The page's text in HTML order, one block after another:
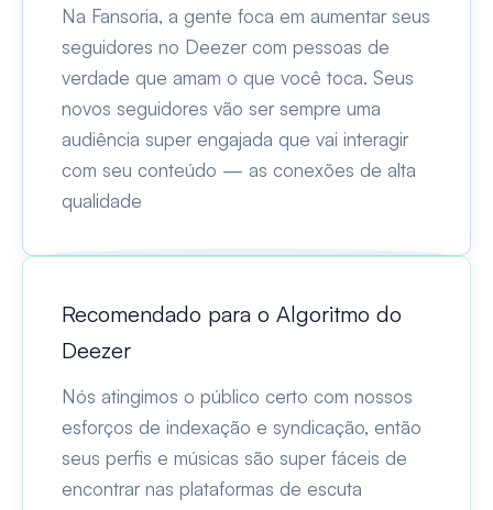
Na Fansoria, a gente foca em aumentar seus
seguidores no Deezer com pessoas de
verdade que amam o que você toca. Seus
novos seguidores vão ser sempre uma
audiência super engajada que vai interagir
com seu conteúdo — as conexões de alta
qualidade
Recomendado para o Algoritmo do
Deezer
Nós atingimos o público certo com nossos
esforços de indexação e syndicação, então
seus perfis e músicas são super fáceis de
encontrar nas plataformas de escuta